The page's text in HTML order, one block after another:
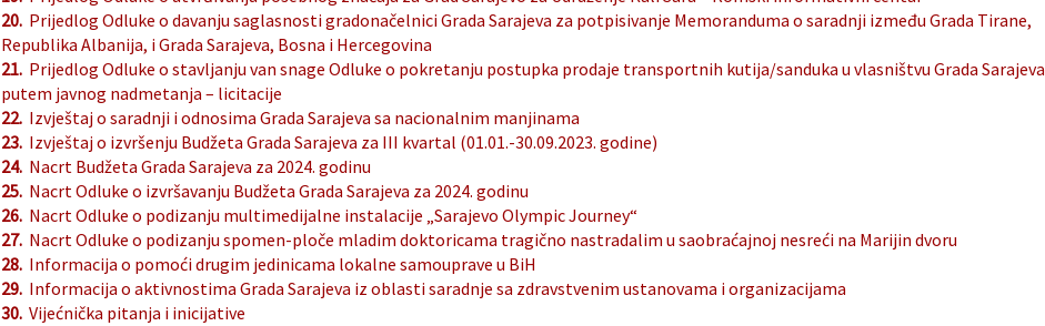
20. Prijedlog Odluke o davanju saglasnosti gradonačelnici Grada Sarajeva za potpisivanje Memoranduma o saradnji između Grada Tirane,
Republika Albanija, i Grada Sarajeva, Bosna i Hercegovina
21. Prijedlog Odluke o stavljanju van snage Odluke o pokretanju postupka prodaje transportnih kutija/sanduka u vlasništvu Grada Sarajeva
putem javnog nadmetanja – licitacije
22. Izvještaj o saradnji i odnosima Grada Sarajeva sa nacionalnim manjinama
23. Izvještaj o izvršenju Budžeta Grada Sarajeva za III kvartal (01.01.-30.09.2023. godine)
24. Nacrt Budžeta Grada Sarajeva za 2024. godinu
25. Nacrt Odluke o izvršavanju Budžeta Grada Sarajeva za 2024. godinu
26. Nacrt Odluke o podizanju multimedijalne instalacije „Sarajevo Olympic Journey“
27. Nacrt Odluke o podizanju spomen-ploče mladim doktoricama tragično nastradalim u saobraćajnoj nesreći na Marijin dvoru
28. Informacija o pomoći drugim jedinicama lokalne samouprave u BiH
29. Informacija o aktivnostima Grada Sarajeva iz oblasti saradnje sa zdravstvenim ustanovama i organizacijama
30. Vijećnička pitanja i inicijative